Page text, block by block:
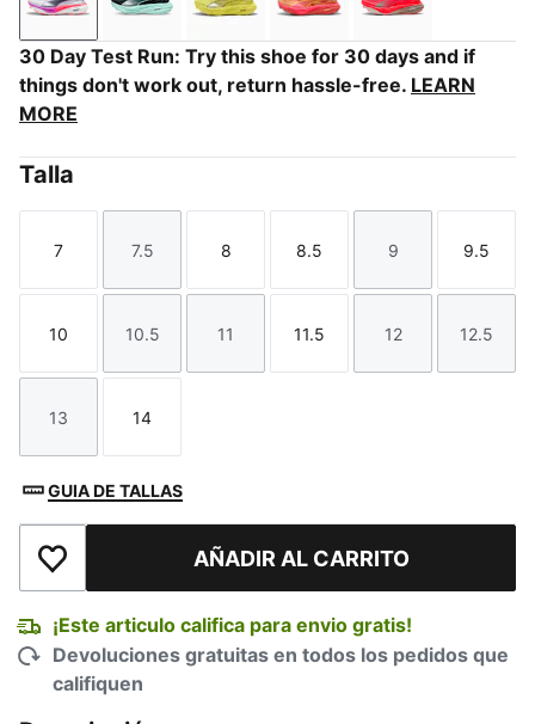
PUMA White-Glowing Red-Pure Magenta
Green Terrain-Mint Melt
Lux Lime-Deep Plum
Melon Glow-Red
Ultra Red-
30 Day Test Run: Try this shoe for 30 days and if
things don't work out, return hassle-free. LEARN
MORE
Talla
Talla
7
Talla
7.5
Talla
8
Talla
8.5
Talla
9
Talla
9.5
Talla
10
Talla
10.5
Talla
11
Talla
11.5
Talla
12
Talla
12.5
Talla
13
Talla
14
GUIA DE TALLAS
Añadir a la lista de deseosAÑADIR AL CARRITO
¡Este articulo califica para envio gratis!
Devoluciones gratuitas en todos los pedidos que
califiquen